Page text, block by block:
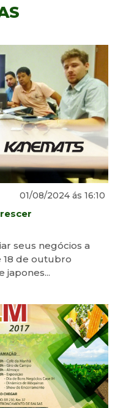
01/08/2024 ás 16:10
seus negócios a
18 de outubro
japones...